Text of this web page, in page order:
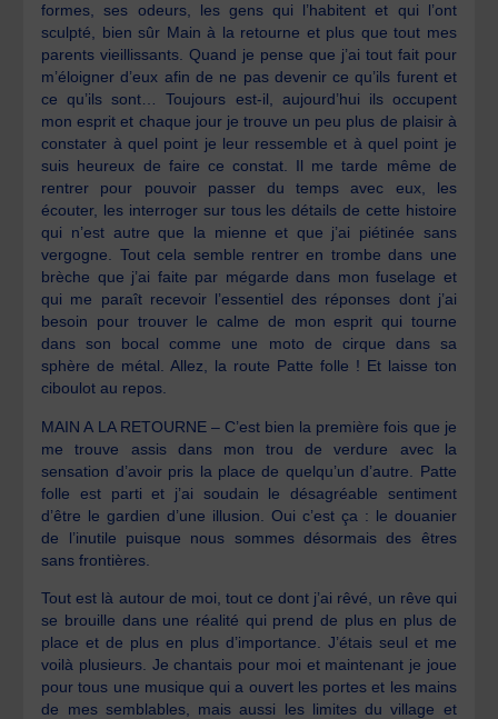
formes, ses odeurs, les gens qui l’habitent et qui l’ont
sculpté, bien sûr Main à la retourne et plus que tout mes
parents vieillissants. Quand je pense que j’ai tout fait pour
m’éloigner d’eux afin de ne pas devenir ce qu’ils furent et
ce qu’ils sont… Toujours est-il, aujourd’hui ils occupent
mon esprit et chaque jour je trouve un peu plus de plaisir à
constater à quel point je leur ressemble et à quel point je
suis heureux de faire ce constat. Il me tarde même de
rentrer pour pouvoir passer du temps avec eux, les
écouter, les interroger sur tous les détails de cette histoire
qui n’est autre que la mienne et que j’ai piétinée sans
vergogne. Tout cela semble rentrer en trombe dans une
brèche que j’ai faite par mégarde dans mon fuselage et
qui me paraît recevoir l’essentiel des réponses dont j’ai
besoin pour trouver le calme de mon esprit qui tourne
dans son bocal comme une moto de cirque dans sa
sphère de métal. Allez, la route Patte folle ! Et laisse ton
ciboulot au repos.
MAIN A LA RETOURNE – C’est bien la première fois que je
me trouve assis dans mon trou de verdure avec la
sensation d’avoir pris la place de quelqu’un d’autre. Patte
folle est parti et j’ai soudain le désagréable sentiment
d’être le gardien d’une illusion. Oui c’est ça : le douanier
de l’inutile puisque nous sommes désormais des êtres
sans frontières.
Tout est là autour de moi, tout ce dont j’ai rêvé, un rêve qui
se brouille dans une réalité qui prend de plus en plus de
place et de plus en plus d’importance. J’étais seul et me
voilà plusieurs. Je chantais pour moi et maintenant je joue
pour tous une musique qui a ouvert les portes et les mains
de mes semblables, mais aussi les limites du village et